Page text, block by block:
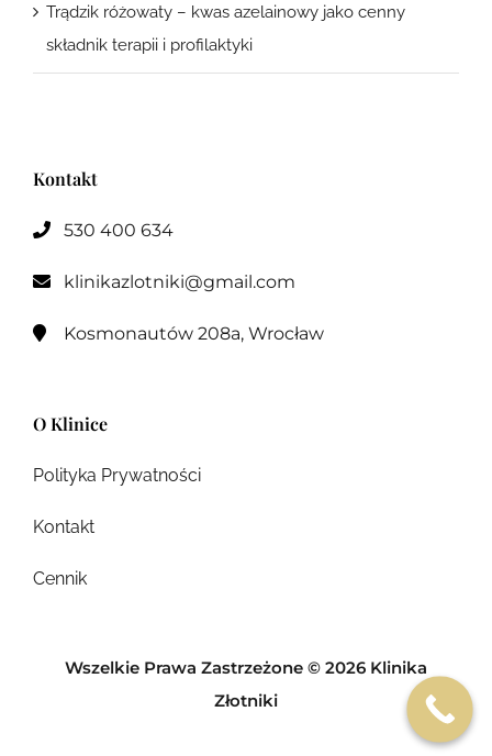
Trądzik różowaty – kwas azelainowy jako cenny
składnik terapii i profilaktyki
Kontakt
 530 400 634
 klinikazlotniki@gmail.com
 Kosmonautów 208a, Wrocław
O Klinice
Polityka Prywatności
Kontakt
Cennik
Wszelkie Prawa Zastrzeżone © 2026 Klinika
Złotniki